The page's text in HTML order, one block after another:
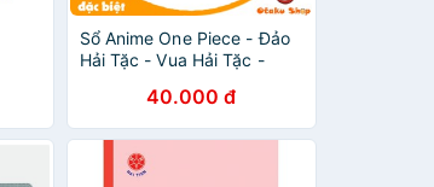
Sổ Anime One Piece - Đảo
Hải Tặc - Vua Hải Tặc -
40.000 đ